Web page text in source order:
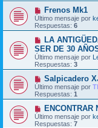
Frenos Mk1
Último mensaje por
Respuestas: 6
LA
SER DE 30
Último mensaje por
Respuestas: 3
Salpicadero
Último mensaje por
Respuestas: 1
ENCONTRAR
Último mensaje por
Respuestas: 7